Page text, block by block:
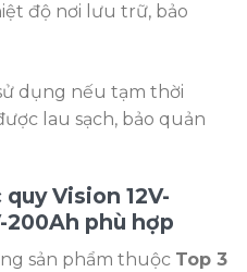
độ nơi lưu trữ, bảo
dụng nếu tạm thời
lau sạch, bảo quản
Vision 12V-
200Ah phù hợp
sản phẩm thuộc Top 3